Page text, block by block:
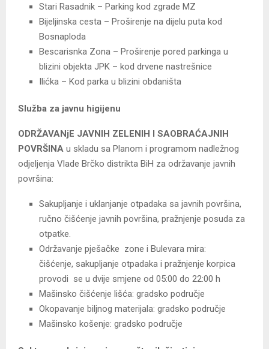
Stari Rasadnik – Parking kod zgrade MZ
Bijeljinska cesta – Proširenje na dijelu puta kod
Bosnaploda
Bescarisnka Zona – Proširenje pored parkinga u
blizini objekta JPK – kod drvene nastrešnice
Ilićka – Kod parka u blizini obdaništa
Služba za javnu higijenu
ODRŽAVANjE JAVNIH ZELENIH I SAOBRAĆAJNIH
POVRŠINA u skladu sa Planom i programom nadležnog
odjeljenja Vlade Brčko distrikta BiH za održavanje javnih
površina:
Sakupljanje i uklanjanje otpadaka sa javnih površina,
ručno čišćenje javnih površina, pražnjenje posuda za
otpatke.
Održavanje pješačke zone i Bulevara mira:
čišćenje, sakupljanje otpadaka i pražnjenje korpica
provodi se u dvije smjene od 05:00 do 22:00 h
Mašinsko čišćenje lišća: gradsko područje
Okopavanje biljnog materijala: gradsko područje
Mašinsko košenje: gradsko područje